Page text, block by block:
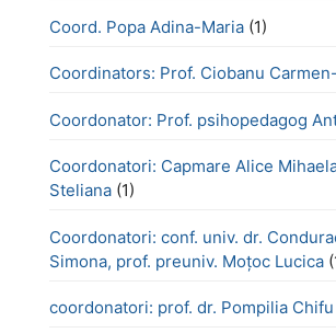
Coord. Popa Adina-Maria (1)
Coordinators: Prof. Ciobanu
Coordonator: Prof. psihopedagog
Coordonatori: Capmare Alice
Steliana (1)
Coordonatori: conf. univ. dr.
Simona, prof. preuniv. Moțoc Lucica
coordonatori: prof. dr. Pompilia Chifu